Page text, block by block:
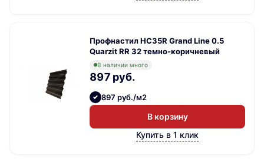
Профнастил НС35R Grand Line 0.5
Quarzit RR 32 темно-коричневый
В наличии много
897 руб.
897 руб./м2
В корзину
Купить в 1 клик